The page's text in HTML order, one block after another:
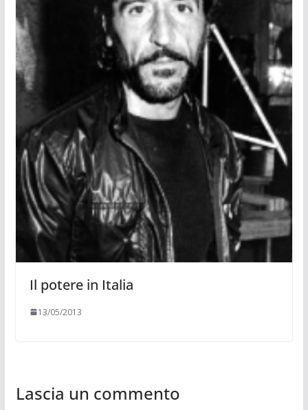
Il potere in Italia
13/05/2013
Lascia un commento